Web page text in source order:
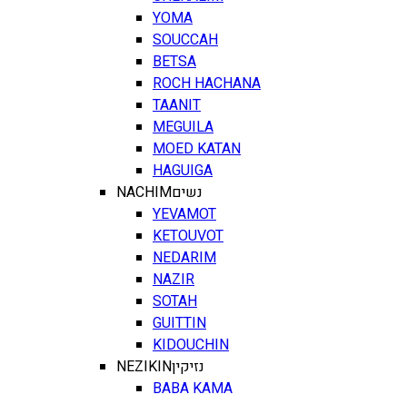
YOMA
SOUCCAH
BETSA
ROCH HACHANA
TAANIT
MEGUILA
MOED KATAN
HAGUIGA
NACHIMנשים
YEVAMOT
KETOUVOT
NEDARIM
NAZIR
SOTAH
GUITTIN
KIDOUCHIN
NEZIKINנזיקין
BABA KAMA